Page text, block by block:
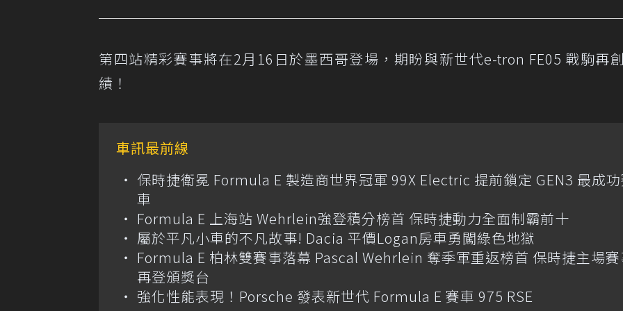
第四站精彩賽事將在2月16日於墨西哥登場，期盼與新世代e-tron FE05 戰駒再
績！
車訊最前線
保時捷衛冕 Formula E 製造商世界冠軍 99X Electric 提前鎖定 GEN3 最成
車
Formula E 上海站 Wehrlein強登積分榜首 保時捷動力全面制霸前十
屬於平凡小車的不凡故事! Dacia 平價Logan房車勇闖綠色地獄
Formula E 柏林雙賽事落幕 Pascal Wehrlein 奪季軍重返榜首 保時捷主場
再登頒獎台
強化性能表現！Porsche 發表新世代 Formula E 賽車 975 RSE